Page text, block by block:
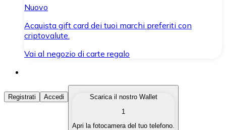
Nuovo
Acquista gift card dei tuoi marchi preferiti con
criptovalute.
Vai al negozio di carte regalo
Acquista Criptovalute
Acquista le criptovalute che ti interessano in modo
Registrati Accedi
Scarica il nostro Wallet
1
Apri la fotocamera del tuo telefono.